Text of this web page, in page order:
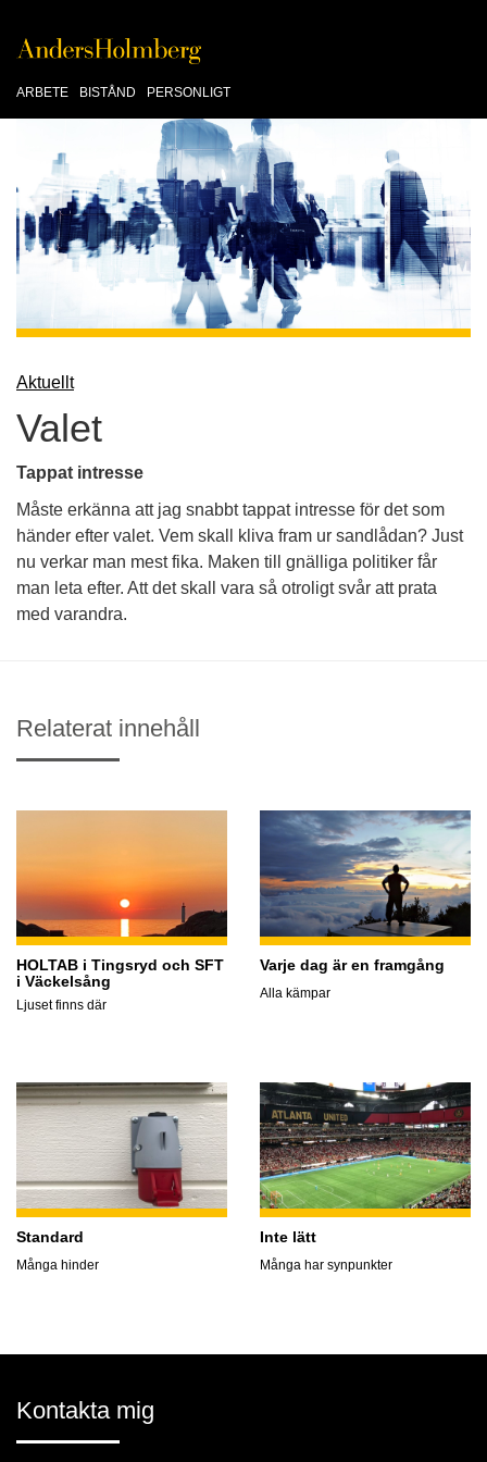
ARBETE BISTÅND PERSONLIGT
Aktuellt
Valet
Tappat intresse
Måste erkänna att jag snabbt tappat intresse för det som
händer efter valet. Vem skall kliva fram ur sandlådan? Just
nu verkar man mest fika. Maken till gnälliga politiker får
man leta efter. Att det skall vara så otroligt svår att prata
med varandra.
Relaterat innehåll
HOLTAB i Tingsryd och SFT
i Väckelsång
Ljuset finns där
Varje dag är en framgång
Alla kämpar
Standard
Många hinder
Inte lätt
Många har synpunkter
Kontakta mig